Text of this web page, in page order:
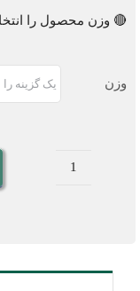
🔴 وزن محصول را
وزن